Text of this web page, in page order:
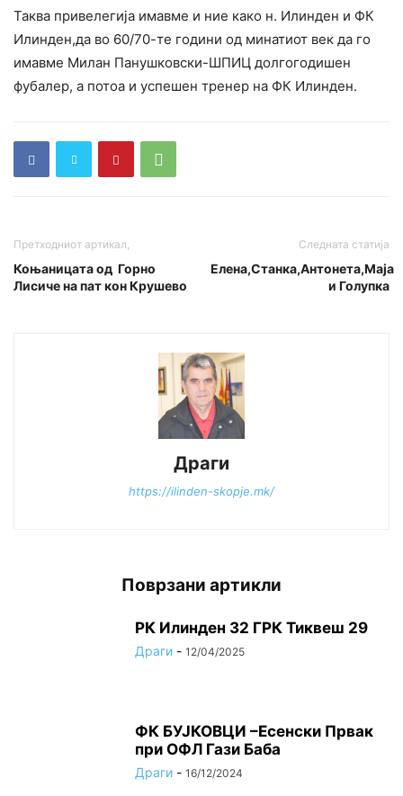
Таква привелегија имавме и ние како н. Илинден и ФК
Илинден,да во 60/70-те години од минатиот век да го
имавме Милан Панушковски-ШПИЦ долгогодишен
фубалер, а потоа и успешен тренер на ФК Илинден.
Претходниот артикал,
Коњаницата од Горно
Лисиче на пат кон Крушево
Следната статија
Елена,Станка,Антонета,Маја
и Голупка
Драги
https://ilinden-skopje.mk/
Поврзани артикли
РК Илинден 32 ГРК Тиквеш 29
Драги - 12/04/2025
ФК БУЈКОВЦИ –Есенски Првак
при ОФЛ Гази Баба
Драги - 16/12/2024